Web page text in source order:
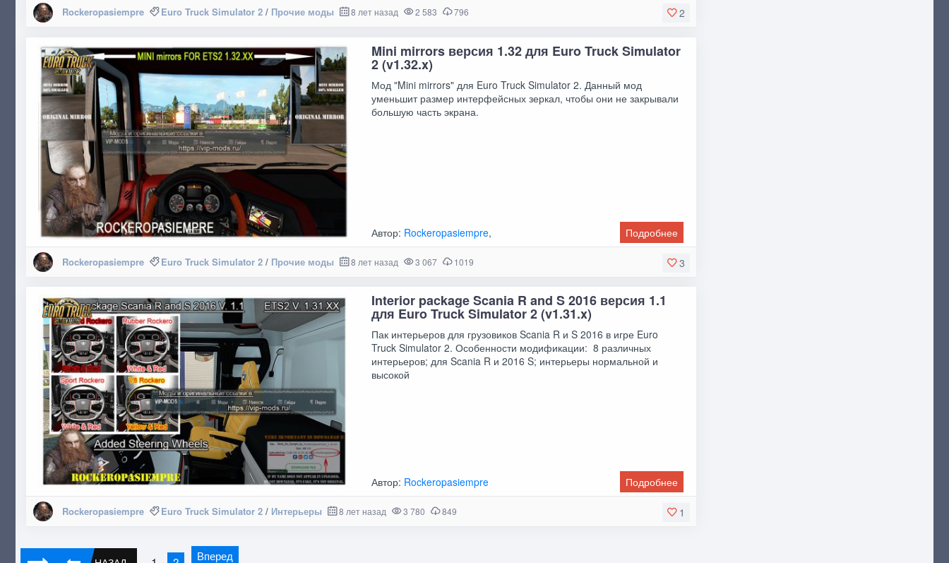
2
Rockeropasiempre Euro Truck Simulator 2/ Прочие моды 8 лет назад 2 583 796
Mini mirrors версия 1.32 для Euro Truck Simulator
2 (v1.32.x)
Мод "Mini mirrors" для Euro Truck Simulator 2. Данный мод
уменьшит размер интерфейсных зеркал, чтобы они не закрывали
большую часть экрана.
Автор: Rockeropasiempre, Подробнее
3
Rockeropasiempre Euro Truck Simulator 2/ Прочие моды 8 лет назад 3 067 1019
Interior package Scania R and S 2016 версия 1.1
для Euro Truck Simulator 2 (v1.31.x)
Пак интерьеров для грузовиков Scania R и S 2016 в игре Euro
Truck Simulator 2. Особенности модификации: 8 различных
интерьеров; для Scania R и 2016 S; интерьеры нормальной и
высокой
Автор: Rockeropasiempre Подробнее
1
Rockeropasiempre Euro Truck Simulator 2/ Интерьеры 8 лет назад 3 780 849
Вперед